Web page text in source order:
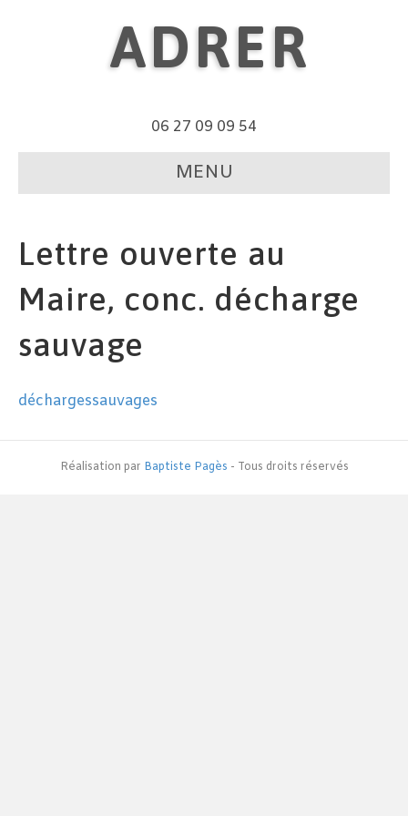
ADRER
06 27 09 09 54
MENU
Lettre ouverte au
Maire, conc. décharge
sauvage
déchargessauvages
Réalisation par Baptiste Pagès - Tous droits réservés